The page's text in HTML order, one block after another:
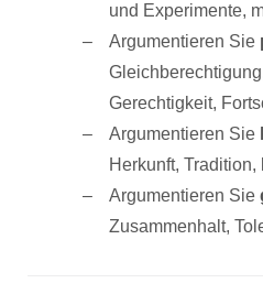
und Experimente,
Argumentieren Sie
Gerechtigkeit,
Argumentieren Sie
Herkunft,
Argumentieren Sie
Zusammenhalt,